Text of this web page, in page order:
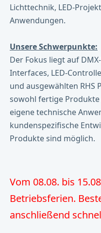
Lichttechnik, LED-
Anwendungen.
Unsere Schwerpunkte:
Der Fokus liegt auf
Interfaces, LED-
und ausgewählten RHS
sowohl fertige
eigene technische
kundenspezifische
Produkte sind möglich.
Vom 08.08. bis
Betriebsferien.
anschließend